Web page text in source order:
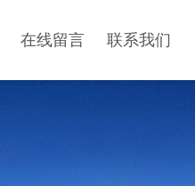
在线留言 联系我们